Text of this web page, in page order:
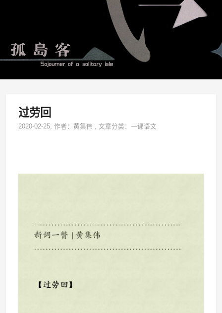
过劳回
2020-02-25, 作者：黄集伟 ,文章分类：一课语文